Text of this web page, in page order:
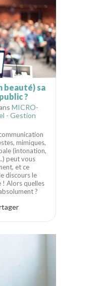
beauté) sa
?
MICRO-
- Gestion
mimiques,
(intonation,
peut vous
et ce
discours le
! Alors quelles
?